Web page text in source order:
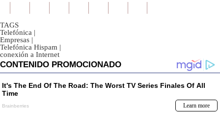
TAGS
Telefónica |
Empresas |
Telefónica Hispam |
conexión a Internet